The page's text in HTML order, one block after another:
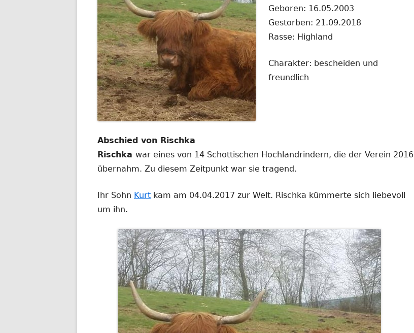
Geboren: 16.05.2003
Gestorben: 21.09.2018
Rasse: Highland
Charakter: bescheiden und
freundlich
Abschied von Rischka
Rischka war eines von 14 Schottischen Hochlandrindern, die der Verein 2016
übernahm. Zu diesem Zeitpunkt war sie tragend.
Ihr Sohn Kurt kam am 04.04.2017 zur Welt. Rischka kümmerte sich liebevoll
um ihn.